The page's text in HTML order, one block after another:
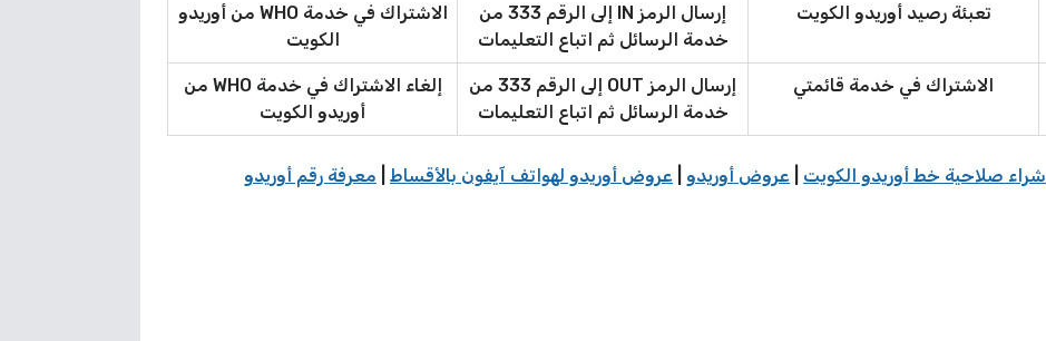
تعبئة رصيد أوريدو الكويت
إرسال الرمز IN إلى الرقم 333 من
خدمة الرسائل ثم اتباع التعليمات
الاشتراك في خدمة WHO من أوريدو
الكويت
الاشتراك في خدمة قائمتي
إرسال الرمز OUT إلى الرقم 333 من
خدمة الرسائل ثم اتباع التعليمات
إلغاء الاشتراك في خدمة WHO من
أوريدو الكويت
شراء صلاحية خط أوريدو الكويت عروض أوريدو عروض أوريدو لهواتف آيفون بالأقساط معرفة رقم أوريدو